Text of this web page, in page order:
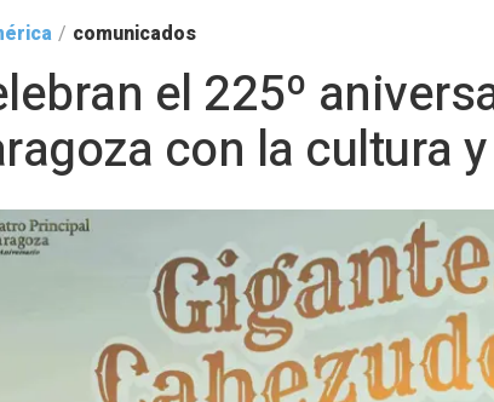
/ comunicados
el 225º
con la cultura